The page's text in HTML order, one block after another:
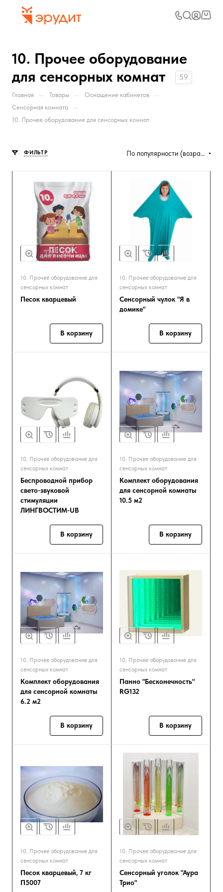
10. Прочее оборудование
для сенсорных комнат
59
Главная — Товары — Оснащение кабинетов —
Сенсорная комната —
10. Прочее оборудование для сенсорных комнат
ФИЛЬТР По популярности (возрастание)
10. Прочее оборудование для
сенсорных комнат
Песок кварцевый
В корзину
10. Прочее оборудование для
сенсорных комнат
Сенсорный чулок "Я в
домике"
В корзину
10. Прочее оборудование для
сенсорных комнат
Беспроводной прибор
свето-звуковой
стимуляции
ЛИНГВОСТИМ-UB
В корзину
10. Прочее оборудование для
сенсорных комнат
Комплект оборудования
для сенсорной комнаты
10.5 м2
В корзину
10. Прочее оборудование для
сенсорных комнат
Комплект оборудования
для сенсорной комнаты
6.2 м2
В корзину
10. Прочее оборудование для
сенсорных комнат
Панно "Бесконечность"
RG132
В корзину
10. Прочее оборудование для
сенсорных комнат
Песок кварцевый, 7 кг
П5007
10. Прочее оборудование для
сенсорных комнат
Сенсорный уголок "Аура
Трио"